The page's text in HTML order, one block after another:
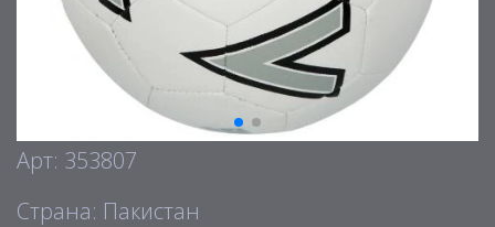
Арт: 353807
Страна: Пакистан